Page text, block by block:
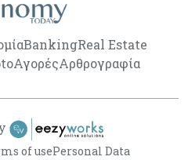
BankingReal Estate
ΑγορέςΑρθρογραφία
of usePersonal Data